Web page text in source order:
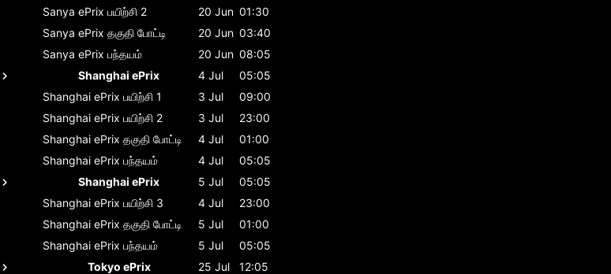
Sanya ePrix பயிற்சி 2 20 Jun 01:30
Sanya ePrix தகுதி போட்டி 20 Jun 03:40
Sanya ePrix பந்தயம் 20 Jun 08:05
Shanghai ePrix
4 Jul
05:05
Shanghai ePrix பயிற்சி 1 3 Jul
09:00
Shanghai ePrix பயிற்சி 2 3 Jul
23:00
Shanghai ePrix தகுதி போட்டி 4 Jul
01:00
Shanghai ePrix பந்தயம் 4 Jul
05:05
Shanghai ePrix
5 Jul
05:05
Shanghai ePrix பயிற்சி 3 4 Jul
23:00
Shanghai ePrix தகுதி போட்டி 5 Jul
01:00
Shanghai ePrix பந்தயம் 5 Jul
05:05
Tokyo ePrix
25 Jul
12:05